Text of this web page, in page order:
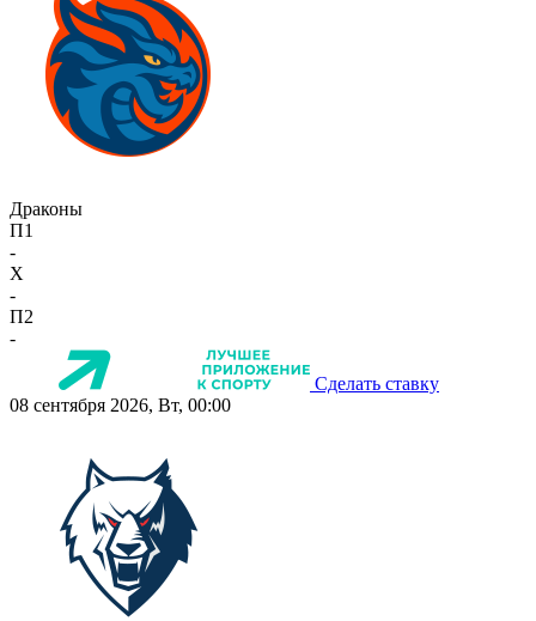
Драконы
П1
-
X
-
П2
-
Сделать ставку
08 сентября 2026, Вт, 00:00